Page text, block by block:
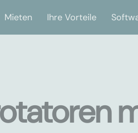
Mieten Ihre Vorteile